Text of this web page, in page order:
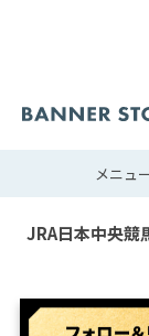
メニュ
JRA日本中央競